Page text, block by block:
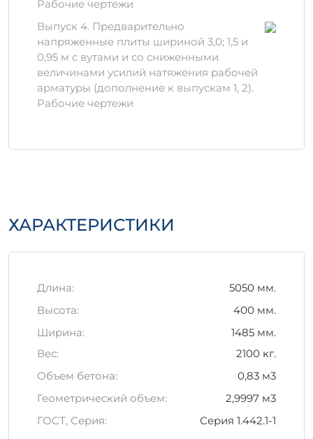
Преимущества
применения
Долговечность:благодаря высоким
прочностным характеристикам,
изделие служит долго, минимизируя
затраты на обслуживание и ремонт.
от коррозии и негативного
строительства.
Правила хранения и
Важно соблюдать рекомендации по
хранению и транспортировке изделия:
Изделия необходимо хранить на
ровной и устойчивой поверхности,
защищая от механических
Транспортировка должна
осуществляться с использованием
специальной экипировки для
Рабочие чертежи
Выпуск 4. Предварительно
напряженные плиты шириной 3,0; 1,5 и
0,95 м с вутами и со сниженными
величинами усилий натяжения рабочей
арматуры (дополнение к выпускам 1, 2).
Рабочие чертежи
ХАРАКТЕРИСТИКИ
Длина:
5050 мм.
Высота:
400 мм.
Ширина:
1485 мм.
Вес:
2100 кг.
Объем бетона:
0,83 м3
Геометрический объем:
2,9997 м3
ГОСТ, Серия:
Серия 1.442.1-1